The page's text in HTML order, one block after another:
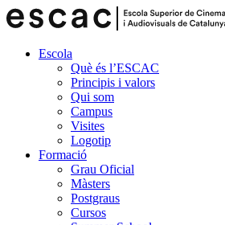
Escola
Què és l’ESCAC
Principis i valors
Qui som
Campus
Visites
Logotip
Formació
Grau Oficial
Màsters
Postgraus
Cursos